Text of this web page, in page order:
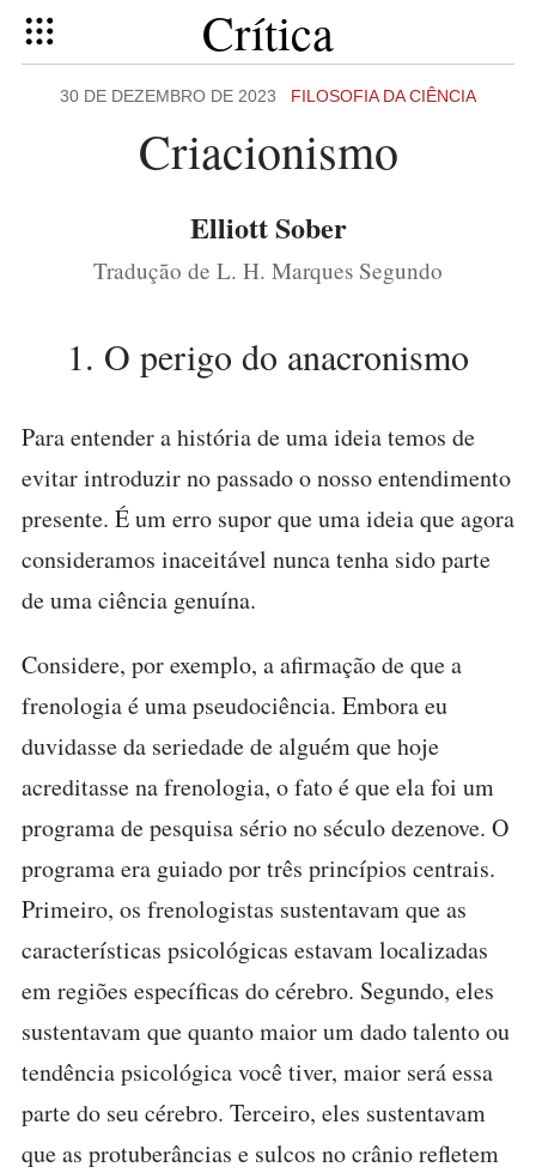
Crítica
30 DE DEZEMBRO DE 2023 FILOSOFIA DA CIÊNCIA
Criacionismo
Elliott Sober
Tradução de L. H. Marques Segundo
1. O perigo do anacronismo
Para entender a história de uma ideia temos de
evitar introduzir no passado o nosso entendimento
presente. É um erro supor que uma ideia que agora
consideramos inaceitável nunca tenha sido parte
de uma ciência genuína.
Considere, por exemplo, a afirmação de que a
frenologia é uma pseudociência. Embora eu
duvidasse da seriedade de alguém que hoje
acreditasse na frenologia, o fato é que ela foi um
programa de pesquisa sério no século dezenove. O
programa era guiado por três princípios centrais.
Primeiro, os frenologistas sustentavam que as
características psicológicas estavam localizadas
em regiões específicas do cérebro. Segundo, eles
sustentavam que quanto maior um dado talento ou
tendência psicológica você tiver, maior será essa
parte do seu cérebro. Terceiro, eles sustentavam
que as protuberâncias e sulcos no crânio refletem